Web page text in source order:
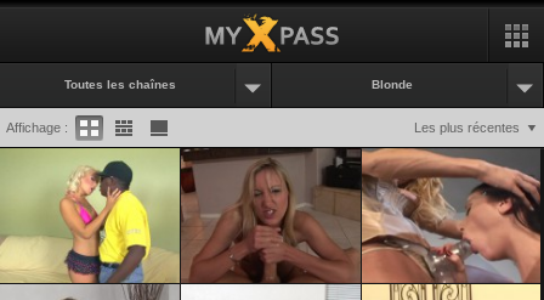
Toutes les chaînes Blonde
Les plus récentes
Affichage :